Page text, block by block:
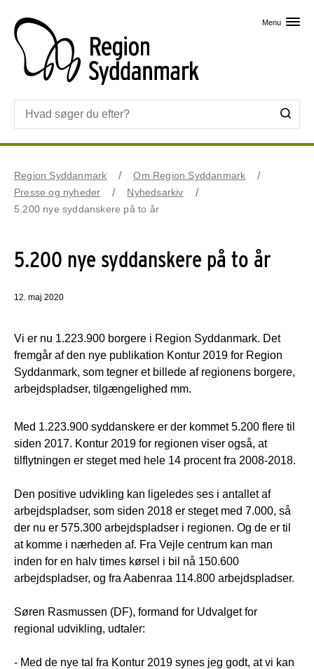
Menu
Region Syddanmark
Om Region Syddanmark
Presse og nyheder
Nyhedsarkiv
5.200 nye syddanskere på to år
5.200 nye syddanskere på to år
12. maj 2020
Vi er nu 1.223.900 borgere i Region Syddanmark. Det
fremgår af den nye publikation Kontur 2019 for Region
Syddanmark, som tegner et billede af regionens borgere,
arbejdspladser, tilgængelighed mm.
Med 1.223.900 syddanskere er der kommet 5.200 flere til
siden 2017. Kontur 2019 for regionen viser også, at
tilflytningen er steget med hele 14 procent fra 2008-2018.
Den positive udvikling kan ligeledes ses i antallet af
arbejdspladser, som siden 2018 er steget med 7.000, så
der nu er 575.300 arbejdspladser i regionen. Og de er til
at komme i nærheden af. Fra Vejle centrum kan man
inden for en halv times kørsel i bil nå 150.600
arbejdspladser, og fra Aabenraa 114.800 arbejdspladser.
Søren Rasmussen (DF), formand for Udvalget for
regional udvikling, udtaler:
- Med de nye tal fra Kontur 2019 synes jeg godt, at vi kan